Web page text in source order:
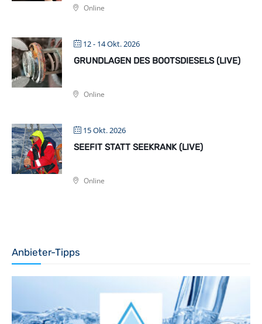
Online
12 - 14 Okt. 2026
GRUNDLAGEN DES BOOTSDIESELS (LIVE)
Online
15 Okt. 2026
SEEFIT STATT SEEKRANK (LIVE)
Online
Anbieter-Tipps